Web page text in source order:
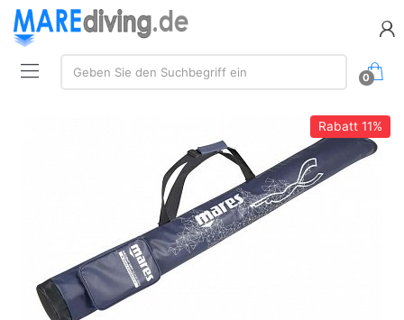
Suche:
Geben Sie den Suchbegriff ein
0
Rabatt11%